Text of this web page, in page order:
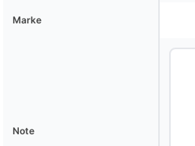
Marke
Note